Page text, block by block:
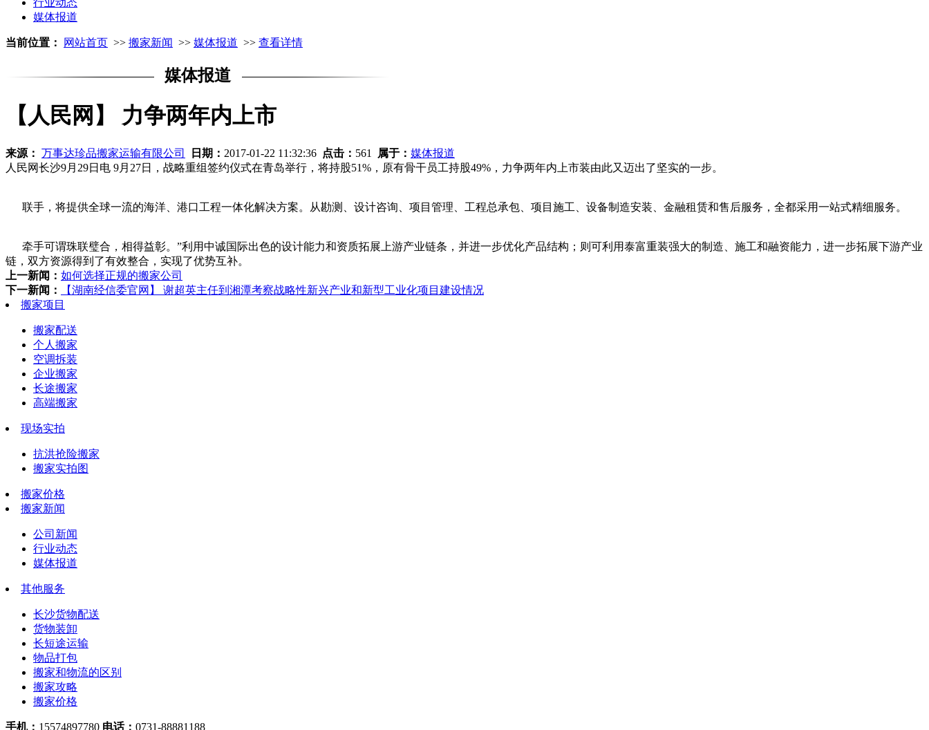
行业动态
媒体报道
当前位置： 网站首页 >> 搬家新闻 >> 媒体报道 >> 查看详情
媒体报道
【人民网】 力争两年内上市
来源： 万事达珍品搬家运输有限公司 日期： 2017-01-22 11:32:36 点击： 561 属于： 媒体报道
人民网长沙9月29日电 9月27日，战略重组签约仪式在青岛举行，将持股51%，原有骨干员工持股49%，力争两年内上市装由此又迈出了坚实的一步。
联手，将提供全球一流的海洋、港口工程一体化解决方案。从勘测、设计咨询、项目管理、工程总承包、项目施工、设备制造安装、金融租赁和售后服务，全都采用一站式精细服务。
牵手可谓珠联璧合，相得益彰。”利用中诚国际出色的设计能力和资质拓展上游产业链条，并进一步优化产品结构；则可利用泰富重装强大的制造、施工和融资能力，进一步拓展下游产业
链，双方资源得到了有效整合，实现了优势互补。
上一新闻： 如何选择正规的搬家公司
下一新闻：
【湖南经信委官网】 谢超英主任到湘潭考察战略性新兴产业和新型工业化项目建设情况
搬家项目
搬家配送
个人搬家
空调拆装
企业搬家
长途搬家
高端搬家
现场实拍
抗洪抢险搬家
搬家实拍图
搬家价格
搬家新闻
公司新闻
行业动态
媒体报道
其他服务
长沙货物配送
货物装卸
长短途运输
物品打包
搬家和物流的区别
搬家攻略
搬家价格
手机： 15574897780 电话： 0731-88881188